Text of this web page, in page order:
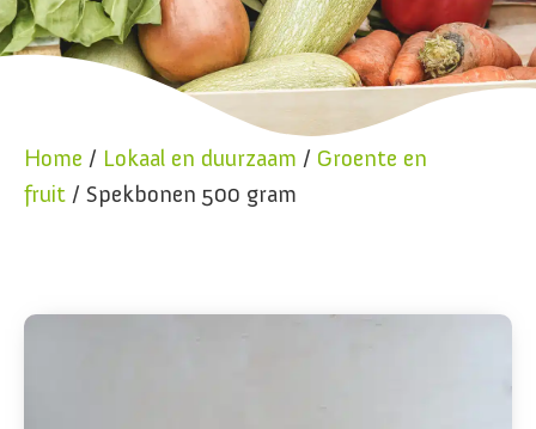
Home / Lokaal en duurzaam / Groente en
fruit / Spekbonen 500 gram